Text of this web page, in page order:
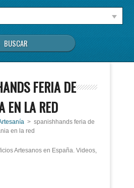
FERIA DE
EN LA RED
> spanishhands feria de
en la red
Artesanos en España. Videos,